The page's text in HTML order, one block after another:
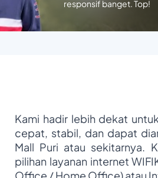
responsif banget. Top!
Kami hadir lebih dekat
cepat, stabil, dan dapat
Mall Puri atau sekitarnya.
pilihan layanan internet